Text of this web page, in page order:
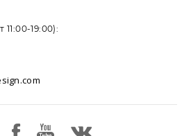
19:00):
файлы cookie. Продолжая
использование данных